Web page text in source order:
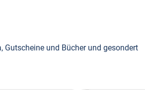
und Bücher und gesondert